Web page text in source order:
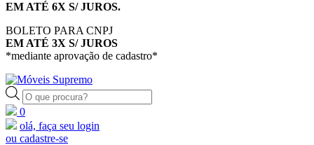
EM ATÉ 6X S/ JUROS.
BOLETO PARA CNPJ
EM ATÉ 3X S/ JUROS
*mediante aprovação de cadastro*
Pesquisar
produtos
0
olá, faça seu login
ou cadastre-se